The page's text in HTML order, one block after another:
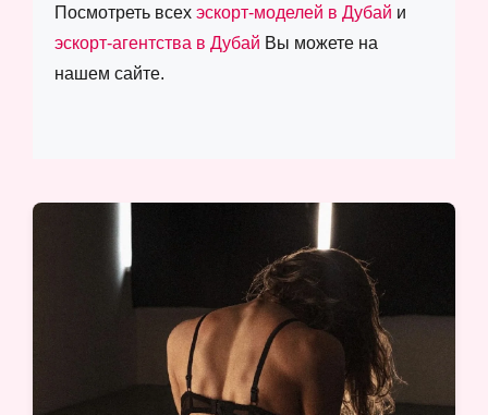
Посмотреть всех эскорт-моделей в Дубай и
эскорт-агентства в Дубай Вы можете на
нашем сайте.